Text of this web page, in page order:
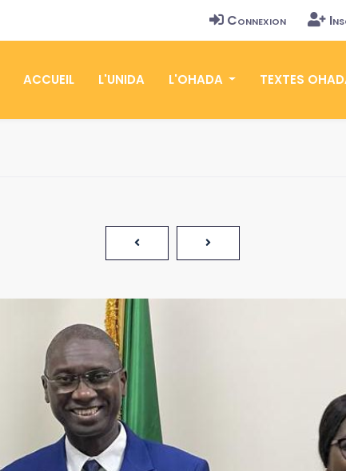
Connexion
ACCUEIL L'UNIDA L'OHADA TEXTES